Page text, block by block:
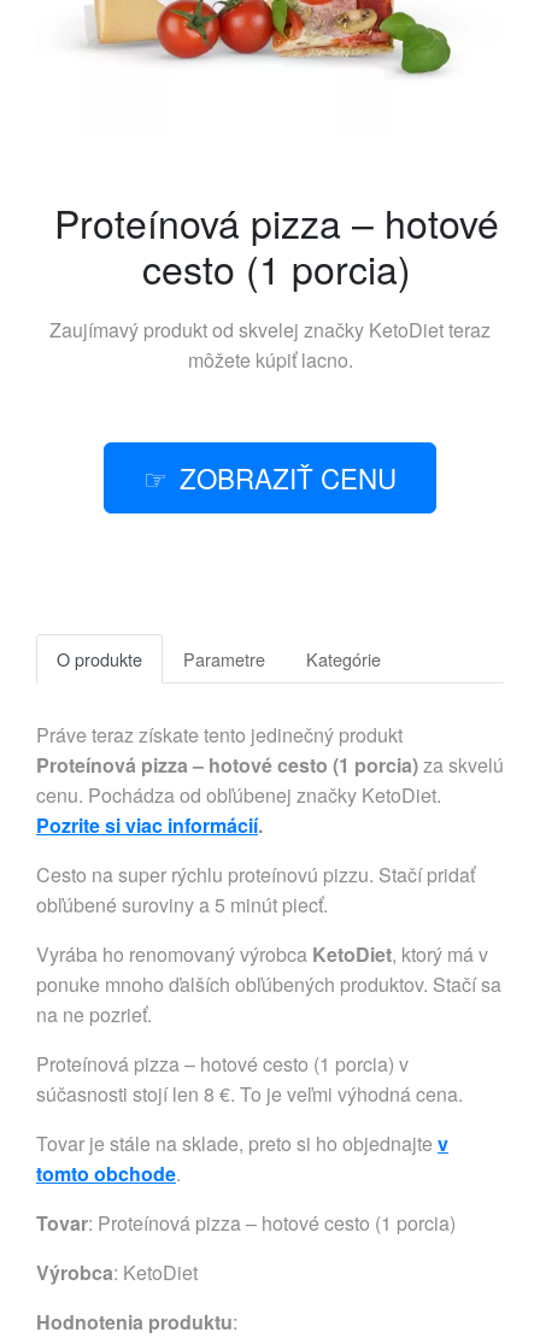
Proteínová pizza – hotové
cesto (1 porcia)
Zaujímavý produkt od skvelej značky KetoDietteraz
môžete kúpiť lacno.
ZOBRAZIŤ CENU
O produkte Parametre Kategórie
Práve teraz získate tento jedinečný produkt
Proteínová pizza – hotové cesto (1 porcia)za skvelú
cenu. Pochádza od obľúbenej značky KetoDiet.
Pozrite si viac informácií.
Cesto na super rýchlu proteínovú pizzu. Stačí pridať
obľúbené suroviny a 5 minút piecť.
Vyrába ho renomovaný výrobca KetoDiet, ktorý má v
ponuke mnoho ďalších obľúbených produktov. Stačí sa
na ne pozrieť.
Proteínová pizza – hotové cesto (1 porcia) v
súčasnosti stojí len 8 €. To je veľmi výhodná cena.
Tovar je stále na sklade, preto si ho objednajte v
tomto obchode.
Tovar: Proteínová pizza – hotové cesto (1 porcia)
Výrobca: KetoDiet
Hodnotenia produktu: